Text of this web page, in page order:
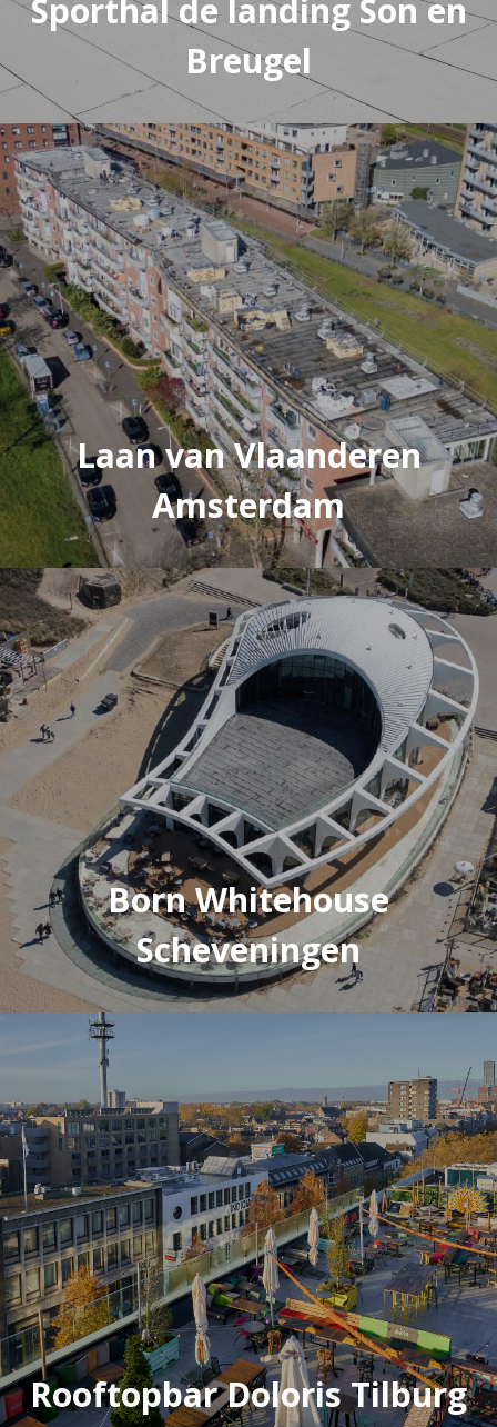
Sporthal de landing Son en
Breugel
Laan van Vlaanderen
Amsterdam
Born Whitehouse
Scheveningen
Rooftopbar Doloris Tilburg